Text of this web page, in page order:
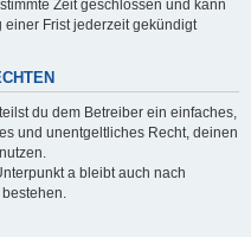
Zeit geschlossen und kann
Frist jederzeit gekündigt
du dem Betreiber ein einfaches,
und unentgeltliches Recht, deinen
a bleibt auch nach